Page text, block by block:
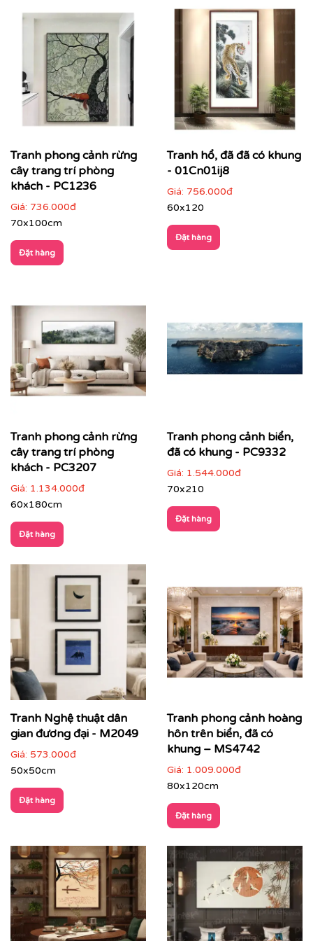
Điểm đặc trưng của tranh phong cảnh
Hình ảnh gần gũi, dễ cảm nhận: thiên nhiên, cảnh
sắc quen thuộc, phù hợp nhiều đối tượng khách
hàng
nội thất, không gây rối mắt
Chiều sâu không gian
: tạo cảm giác thoáng đãng,
mở rộng diện tích thị giác
Giá trị phong thuỷ tích cực: mang năng lượng an
yên, cân bằng và sinh khí cho không gian sống
Tranh phong cảnh rừng
cây trang trí phòng
khách - PC1236
Giá: 736.000đ
70x100cm
Đặt hàng
Tranh hổ, đã đã có khung
- 01Cn01ij8
Giá: 756.000đ
60x120
Đặt hàng
Tranh phong cảnh rừng
cây trang trí phòng
khách - PC3207
Giá: 1.134.000đ
60x180cm
Đặt hàng
Tranh phong cảnh biển,
đã có khung - PC9332
Giá: 1.544.000đ
70x210
Đặt hàng
Tranh Nghệ thuật dân
gian đương đại - M2049
Giá: 573.000đ
50x50cm
Đặt hàng
Tranh phong cảnh hoàng
hôn trên biển, đã có
khung – MS4742
Giá: 1.009.000đ
80x120cm
Đặt hàng